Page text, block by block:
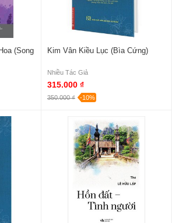
(Song
Kim Vân Kiều Lục (Bìa Cứng)
Nhiều Tác Giả
315.000 ₫
350.000 ₫ -10%